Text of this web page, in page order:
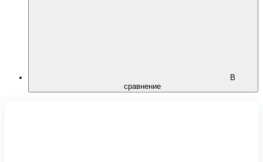
В
сравнение